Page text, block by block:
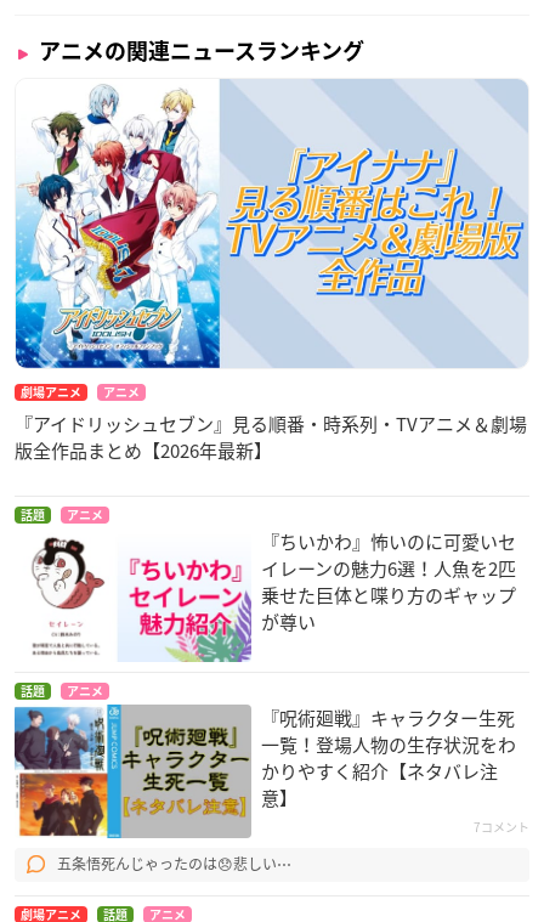
アニメの関連ニュースランキング
劇場アニメ アニメ
『アイドリッシュセブン』見る順番・時系列・TVアニメ＆劇場
版全作品まとめ【2026年最新】
話題 アニメ
『ちいかわ』怖いのに可愛いセ
イレーンの魅力6選！人魚を2匹
乗せた巨体と喋り方のギャップ
が尊い
話題 アニメ
『呪術廻戦』キャラクター生死
一覧！登場人物の生存状況をわ
かりやすく紹介【ネタバレ注
意】
7コメント
五条悟死んじゃったのは😞悲しい⋯
劇場アニメ 話題 アニメ